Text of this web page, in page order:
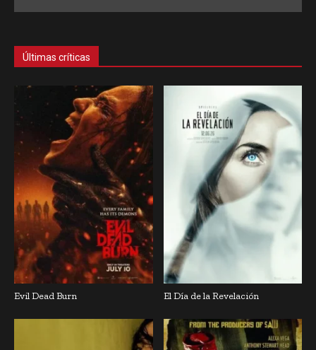
Últimas críticas
Evil Dead Burn El Día de la Revelación